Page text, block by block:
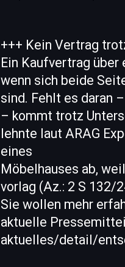
+++ Kein Vertrag
Ein Kaufvertrag über
wenn sich beide
sind. Fehlt es daran
– kommt trotz
lehnte laut ARAG
eines
Möbelhauses ab,
vorlag (Az.: 2 S 132/
Sie wollen mehr
aktuelle
aktuelles/detail/